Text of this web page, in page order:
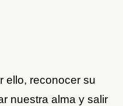
ello, reconocer su
nuestra alma y salir